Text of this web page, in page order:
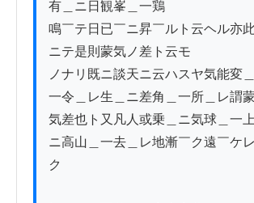
有＿ニ日観峯＿一鶏
鳴￣テ日已￣ニ昇￣ルト云ヘル亦
ニテ是則蒙気ノ差ト云モ
ノナリ既ニ談天ニ云ハスヤ気能変＿
一令＿レ生＿ニ差角＿一所＿レ謂
気差也ト又凡人或乗＿ニ気球＿一上
ニ高山＿一去＿レ地漸￣ク遠￣ケ
ク